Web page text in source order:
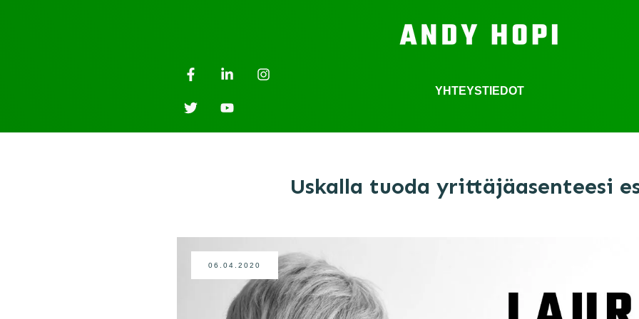
YHTEYSTIEDOT
Uskalla tuoda yrittäjäasenteesi
06.04.2020